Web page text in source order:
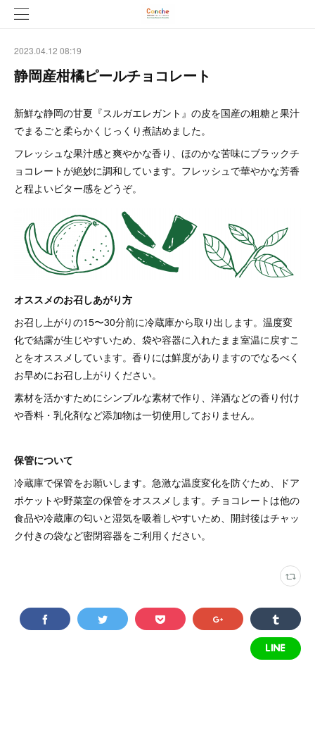
2023.04.12 08:19
静岡産柑橘ピールチョコレート
新鮮な静岡の甘夏『スルガエレガント』の皮を国産の粗糖と果汁
でまるごと柔らかくじっくり煮詰めました。
フレッシュな果汁感と爽やかな香り、ほのかな苦味にブラックチ
ョコレートが絶妙に調和しています。フレッシュで華やかな芳香
と程よいビター感をどうぞ。
オススメのお召しあがり方
お召し上がりの15〜30分前に冷蔵庫から取り出します。温度変
化で結露が生じやすいため、袋や容器に入れたまま室温に戻すこ
とをオススメしています。香りには鮮度がありますのでなるべく
お早めにお召し上がりください。
素材を活かすためにシンプルな素材で作り、洋酒などの香り付け
や香料・乳化剤など添加物は一切使用しておりません。
保管について
冷蔵庫で保管をお願いします。急激な温度変化を防ぐため、ドア
ポケットや野菜室の保管をオススメします。チョコレートは他の
食品や冷蔵庫の匂いと湿気を吸着しやすいため、開封後はチャッ
ク付きの袋など密閉容器をご利用ください。